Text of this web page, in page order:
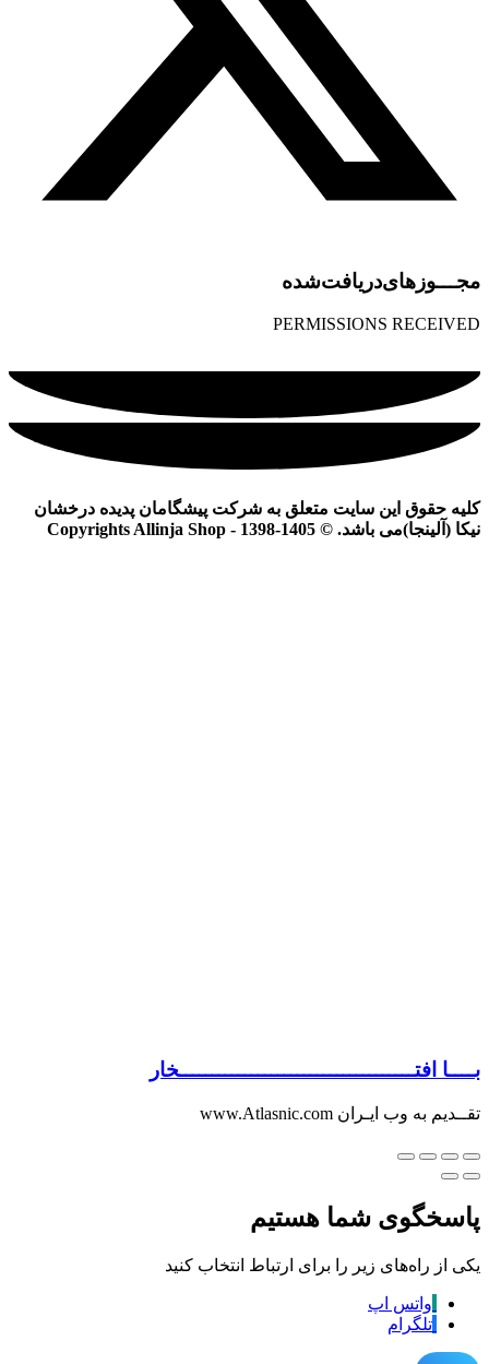
مجـــوز‌های‌دریافت‌شده
PERMISSIONS RECEIVED
کلیه حقوق این سایت متعلق به شرکت پیشگامان پدیده درخشان
نیکا (آلینجا)می باشد. © Copyrights Allinja Shop - 1398-1405
بــــا افتــــــــــــــــــــــــــــــــــــخار
تقــدیم به وب ایـران www.Atlasnic.com
پاسخگوی شما هستیم
یکی از راه‌های زیر را برای ارتباط انتخاب کنید
واتس اپ
تلگرام